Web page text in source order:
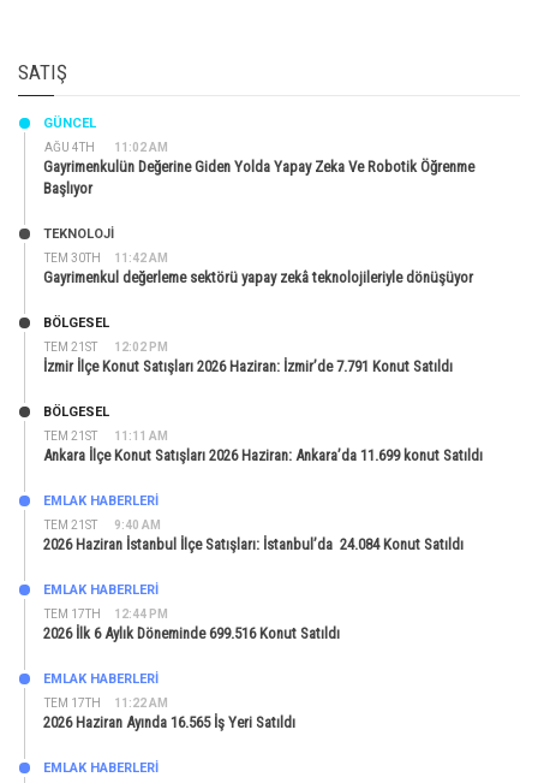
SATIŞ
AĞU 4TH 11:02 AM
GÜNCEL
Gayrimenkulün Değerine Giden Yolda Yapay Zeka Ve Robotik Öğrenme
Başlıyor
TEM 30TH 11:42 AM
TEKNOLOJİ
Gayrimenkul değerleme sektörü yapay zekâ teknolojileriyle dönüşüyor
TEM 21ST 12:02 PM
BÖLGESEL
İzmir İlçe Konut Satışları 2026 Haziran: İzmir’de 7.791 Konut Satıldı
TEM 21ST 11:11 AM
BÖLGESEL
Ankara İlçe Konut Satışları 2026 Haziran: Ankara’da 11.699 konut Satıldı
TEM 21ST 9:40 AM
EMLAK HABERLERI
2026 Haziran İstanbul İlçe Satışları: İstanbul’da 24.084 Konut Satıldı
TEM 17TH 12:44 PM
EMLAK HABERLERI
2026 İlk 6 Aylık Döneminde 699.516 Konut Satıldı
TEM 17TH 11:22 AM
EMLAK HABERLERI
2026 Haziran Ayında 16.565 İş Yeri Satıldı
EMLAK HABERLERI